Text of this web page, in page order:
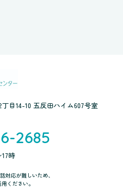
目14-10 五反田ハイム607号室
2685
時
対応が難しいため、
ください。